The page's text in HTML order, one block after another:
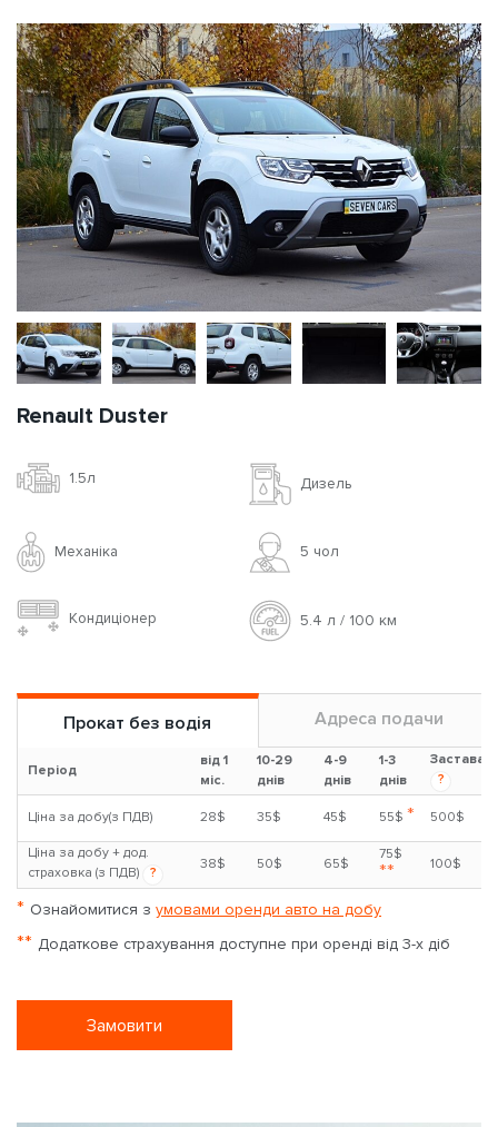
Renault Duster
1.5л Дизель
Механіка 5 чoл
Кондиціонер 5.4 л / 100 км
Прокат без водія Адреса подачи
Період
від 1
міс.
10-29
днів
4-9
днів
1-3
днів
Застава
?
Ціна за добу(з ПДВ) 28$ 35$ 45$ 55$ * 500$
Ціна за добу + дод.
страховка (з ПДВ)
?
38$ 50$ 65$
75$
** 100$
* Ознайомитися з умовами оренди авто на добу
** Додаткове страхування доступне при оренді від 3-х діб
Замовити